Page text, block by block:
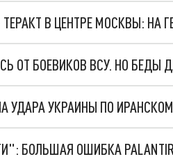
В ЦЕНТРЕ МОСКВЫ: НА
ОТ БОЕВИКОВ ВСУ. НО БЕДЫ
УДАРА УКРАИНЫ ПО